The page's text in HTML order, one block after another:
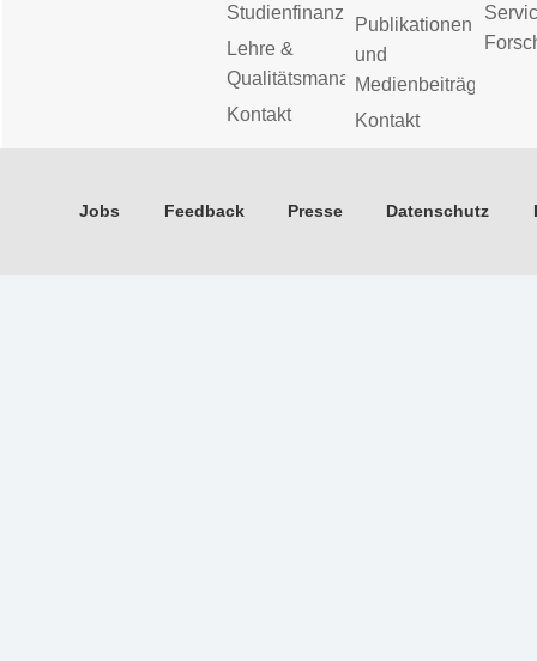
Studienfinanzierung
Lehre &
Qualitätsmanagement
Kontakt
Publikationen
und
Medienbeiträge
Kontakt
Jobs Feedback Presse Datenschutz